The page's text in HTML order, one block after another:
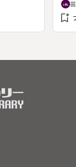
った
され
きない両
南西海
た海上
始。応
面
る
groups
bookmark_add